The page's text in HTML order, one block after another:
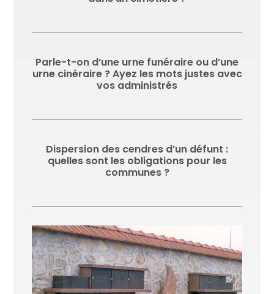
Parle-t-on d’une urne funéraire ou d’une
urne cinéraire ? Ayez les mots justes avec
vos administrés
Dispersion des cendres d’un défunt :
quelles sont les obligations pour les
communes ?